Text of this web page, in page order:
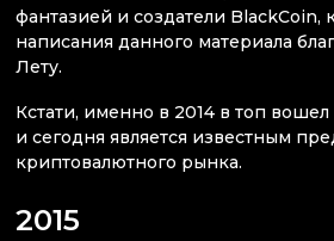
фантазией и создатели BlackCoin,
написания данного материала
Лету.
Кстати, именно в 2014 в топ
и сегодня является известным
криптовалютного рынка.
2015